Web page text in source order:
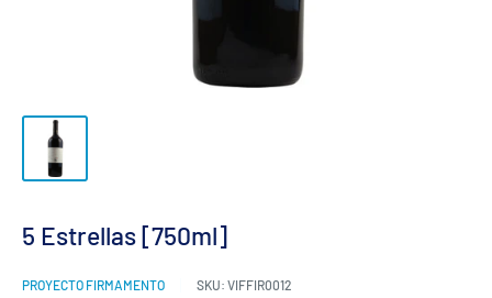
5 Estrellas [750ml]
PROYECTO FIRMAMENTO SKU: VIFFIR0012